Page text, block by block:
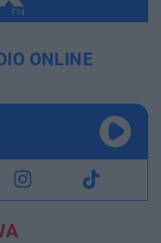
ONLINE